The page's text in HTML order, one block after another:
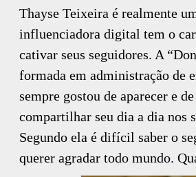
Thayse Teixeira é realmente
influenciadora digital tem o
cativar seus seguidores. A
formada em administração de
sempre gostou de aparecer e
compartilhar seu dia a dia nos
Segundo ela é difícil saber o
querer agradar todo mundo.